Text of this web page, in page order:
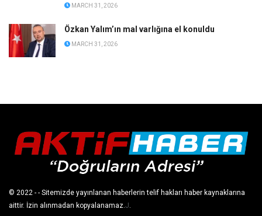
MARCH 31, 2026
Özkan Yalım’ın mal varlığına el konuldu
MARCH 31, 2026
© 2022 - - Sitemizde yayınlanan haberlerin telif hakları haber kaynaklarına
aittir. İzin alınmadan kopyalanamaz.J.